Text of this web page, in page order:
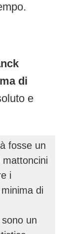
di
e
fosse un
i
di